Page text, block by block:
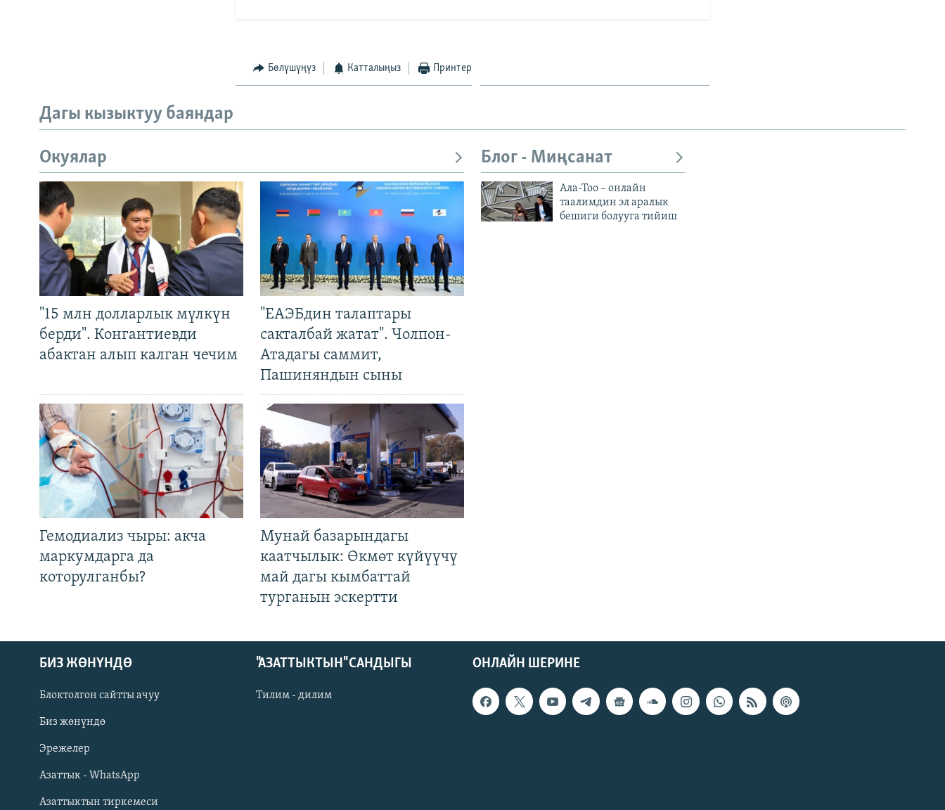
Русский
ОНЛАЙН ШЕРИНЕ
Бөлүшүңүз Катталыңыз Принтер
Дагы кызыктуу баяндар
Окуялар
"15 млн долларлык мүлкүн
берди". Конгантиевди
абактан алып калган чечим
"ЕАЭБдин талаптары
сакталбай жатат". Чолпон-
Атадагы саммит,
Пашиняндын сыны
Гемодиализ чыры: акча
маркумдарга да
которулганбы?
Мунай базарындагы
каатчылык: Өкмөт күйүүчү
май дагы кымбаттай
турганын эскертти
Блог - Миңсанат
Ала-Тоо – онлайн
таалимдин эл аралык
бешиги болууга тийиш
ОНЛАЙН ШЕРИНЕ
БИЗ ЖӨНҮНДӨ
Блоктолгон сайтты ачуу
Биз жөнүндө
Эрежелер
Азаттык - WhatsApp
Азаттыктын тиркемеси
"АЗАТТЫКТЫН" САНДЫГЫ
Тилим - дилим